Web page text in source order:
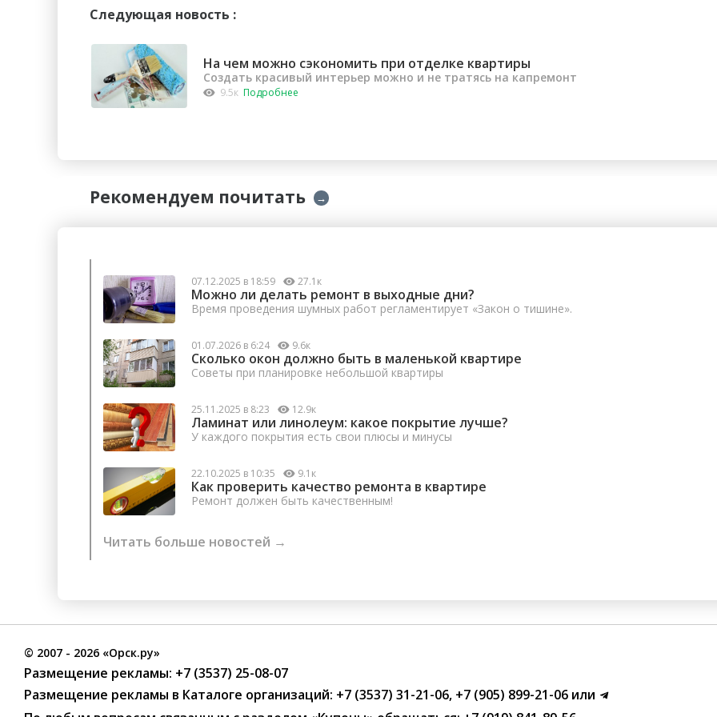
Следующая новость :
На чем можно сэкономить при отделке квартиры
Создать красивый интерьер можно и не тратясь на капремонт
9.5к Подробнее
Рекомендуем почитать →
07.12.2025 в 18:59 27.1к
Можно ли делать ремонт в выходные дни?
Время проведения шумных работ регламентирует «Закон о тишине».
01.07.2026 в 6:24 9.6к
Сколько окон должно быть в маленькой квартире
Советы при планировке небольшой квартиры
25.11.2025 в 8:23 12.9к
Ламинат или линолеум: какое покрытие лучше?
У каждого покрытия есть свои плюсы и минусы
22.10.2025 в 10:35 9.1к
Как проверить качество ремонта в квартире
Ремонт должен быть качественным!
Читать больше новостей →
© 2007 - 2026 «Орск.ру»
Размещение рекламы: +7 (3537) 25-08-07
Размещение рекламы в Каталоге организаций: +7 (3537) 31-21-06, +7 (905) 899-21-06 или